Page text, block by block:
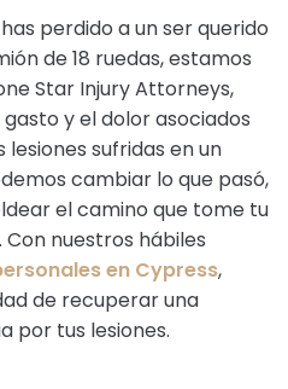
perdido a un ser querido
de 18 ruedas, estamos
Star Injury Attorneys,
y el dolor asociados
sufridas en un
cambiar lo que pasó,
el camino que tome tu
nuestros hábiles
en Cypress,
de recuperar una
por tus lesiones.